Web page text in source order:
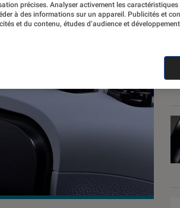
précises. Analyser activement les caractéristiques
à des informations sur un appareil. Publicités et
et du contenu, études d’audience et